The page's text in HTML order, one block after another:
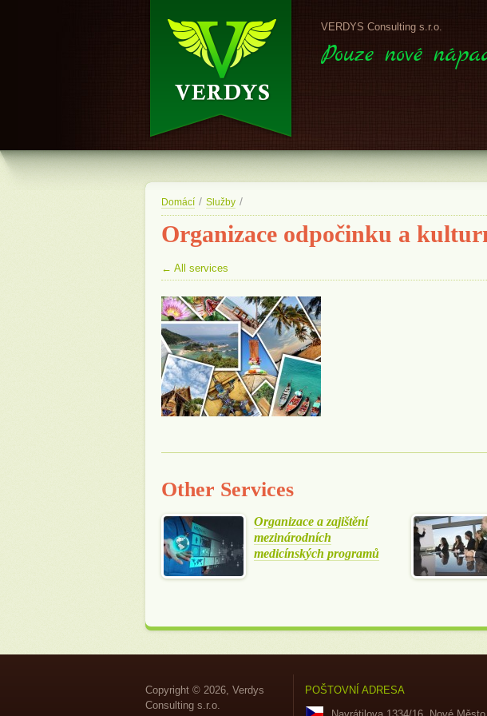
VERDYS Consulting s.r.o.
Pouze nové
Domácí / Služby /
Organizace odpočinku a
← All services
Other Services
Organizace a zajištění
mezinárodních
medicínských programů
Copyright © 2026, Verdys
Consulting s.r.o.
POŠTOVNÍ ADRESA